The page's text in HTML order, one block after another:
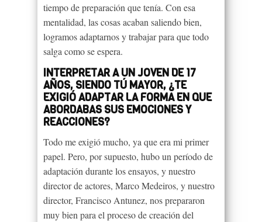
tiempo de preparación que tenía. Con esa
mentalidad, las cosas acaban saliendo bien,
logramos adaptarnos y trabajar para que todo
salga como se espera.
INTERPRETAR A UN JOVEN DE 17
AÑOS, SIENDO TÚ MAYOR, ¿TE
EXIGIÓ ADAPTAR LA FORMA EN QUE
ABORDABAS SUS EMOCIONES Y
REACCIONES?
Todo me exigió mucho, ya que era mi primer
papel. Pero, por supuesto, hubo un período de
adaptación durante los ensayos, y nuestro
director de actores, Marco Medeiros, y nuestro
director, Francisco Antunez, nos prepararon
muy bien para el proceso de creación del